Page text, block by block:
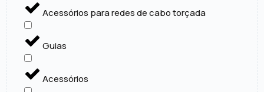
Acessórios para redes de cabo torçada
Guias
Acessórios